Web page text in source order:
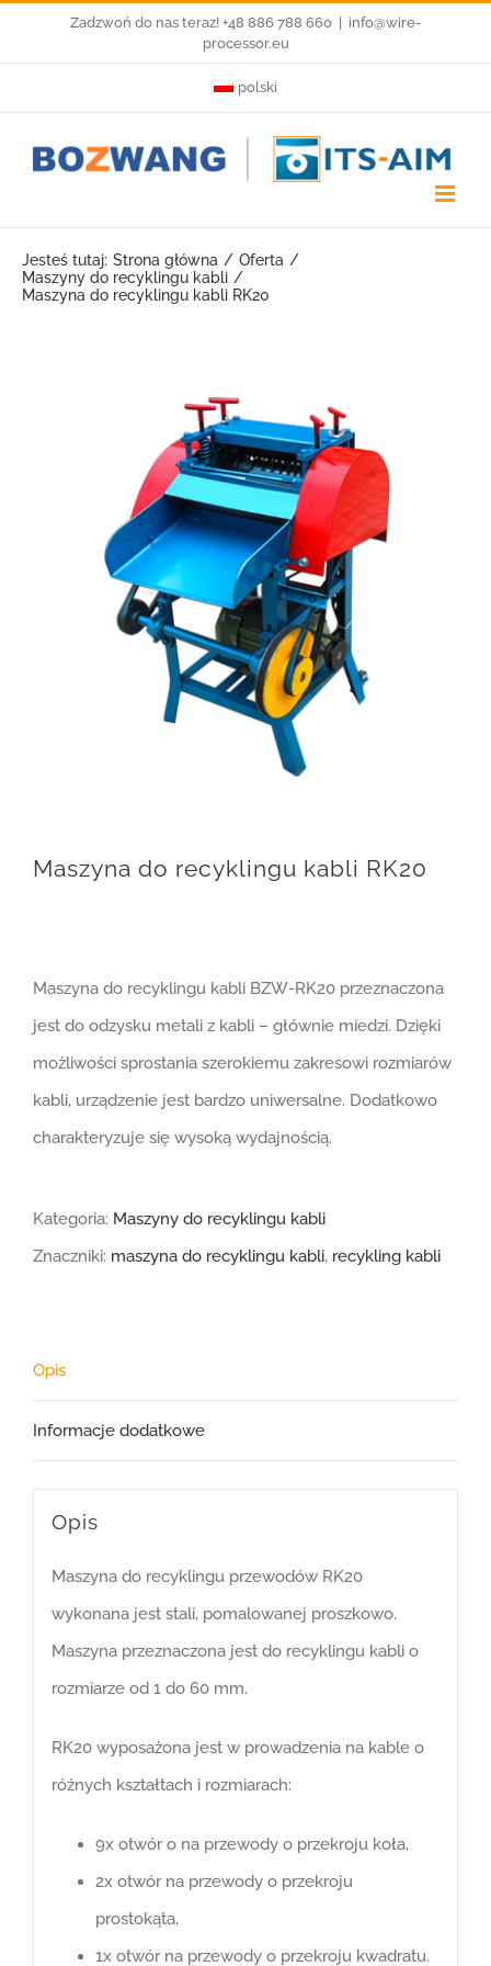
Zadzwoń do nas teraz! +48 886 788 660
info@wire-
processor.eu
polski
Jesteś tutaj: Strona główna
Oferta
Maszyny do recyklingu kabli
Maszyna do recyklingu kabli RK20
Maszyna do recyklingu kabli RK20
Maszyna do recyklingu kabli BZW-RK20 przeznaczona
jest do odzysku metali z kabli – głównie miedzi. Dzięki
możliwości sprostania szerokiemu zakresowi rozmiarów
kabli, urządzenie jest bardzo uniwersalne. Dodatkowo
charakteryzuje się wysoką wydajnością.
Kategoria: Maszyny do recyklingu kabli
Znaczniki: maszyna do recyklingu kabli, recykling kabli
Opis
Informacje dodatkowe
Opis
Maszyna do recyklingu przewodów RK20
wykonana jest stali, pomalowanej proszkowo.
Maszyna przeznaczona jest do recyklingu kabli o
rozmiarze od 1 do 60 mm.
RK20 wyposażona jest w prowadzenia na kable o
różnych kształtach i rozmiarach:
9x otwór o na przewody o przekroju koła,
2x otwór na przewody o przekroju
prostokąta,
1x otwór na przewody o przekroju kwadratu.